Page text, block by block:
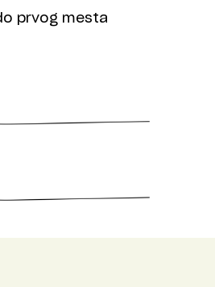
prvog mesta